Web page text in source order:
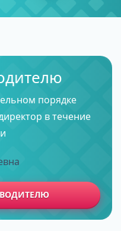
порядке
в течение